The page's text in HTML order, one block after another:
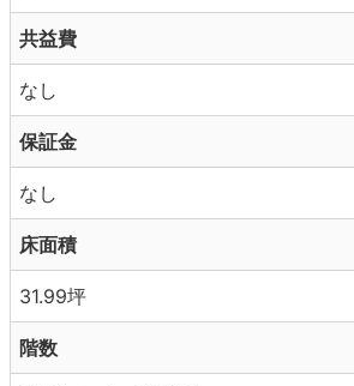
共益費
なし
保証金
なし
床面積
31.99坪
階数